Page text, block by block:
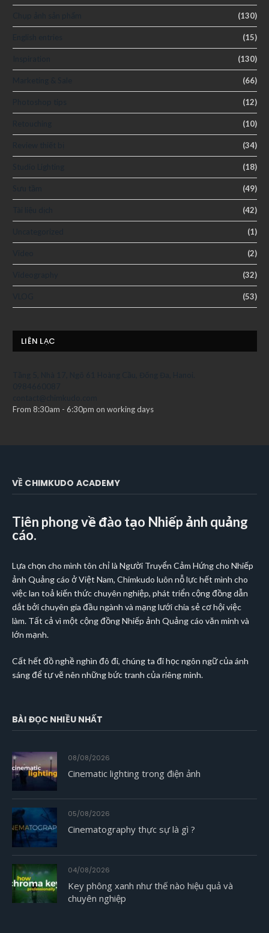
(130)
(15)
(130)
(66)
(12)
(10)
(34)
(18)
(49)
(42)
(1)
(2)
(32)
(53)
LIÊN LẠC
From 8:30am - 6:30pm on working days
VỀ CHIMKUDO ACADEMY
Tiên phong về đào tạo Nhiếp ảnh quảng
cáo.
Lựa chọn cho mình tôn chỉ là Người Truyển Cảm Hứng cho Nhiếp
ảnh Quảng cáo ở Việt Nam, Chimkudo luôn nỗ lực hết mình cho
việc lan toả kiến thức chuyên nghiệp, phát triển cộng đồng dẫn
dắt bởi chuyên gia đầu ngành và mạng lưới chia sẻ cơ hội việc
làm. Tất cả vì một cộng đồng Nhiếp ảnh Quảng cáo văn minh và
lớn mạnh.
Cất hết đồ nghề nghìn đô đi, chúng ta đi học ngôn ngữ của ánh
sáng để tự vẽ nên những bức tranh của riêng mình.
BÀI ĐỌC NHIỀU NHẤT
08/08/2026
Cinematic lighting trong điện ảnh
05/08/2026
Cinematography thực sự là gì ?
04/08/2026
Key phông xanh như thế nào hiệu quả và
chuyên nghiệp